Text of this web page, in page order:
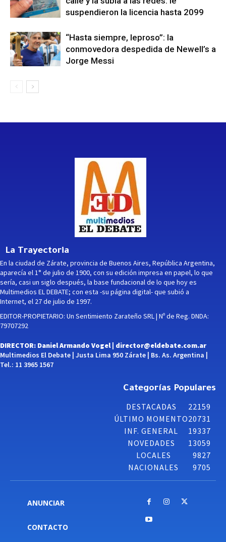
suspendieron la licencia hasta 2099
“Hasta siempre, leproso”: la
conmovedora despedida de Newell’s a
Jorge Messi
La Trayectoria
En la ciudad de Zárate, provincia de Buenos Aires, República Argentina,
aparecía el 1° de julio de 1900, con su edición impresa en papel, lo que
sería, casi un siglo después, la base fundacional de lo que hoy es
Multimedios EL DEBATE; con esta -su página digital- que subió a
Internet, el 27 de julio de 1997.
EDITOR-PROPIETARIO: Un Sentimiento Zarateño SRL | Nº de Reg. DNDA:
79707292
DIRECTOR: Daniel Armando Vogel | director@eldebate.com.ar
Multimedios El Debate | Justa Lima 950 Zárate | Bs. As. Argentina |
Tel.: 11 3965 1567
Categorías Populares
DESTACADAS
22159
ÚLTIMO MOMENTO20731
INF. GENERAL
19337
NOVEDADES
13059
LOCALES
9827
NACIONALES
9705
ANUNCIAR
CONTACTO